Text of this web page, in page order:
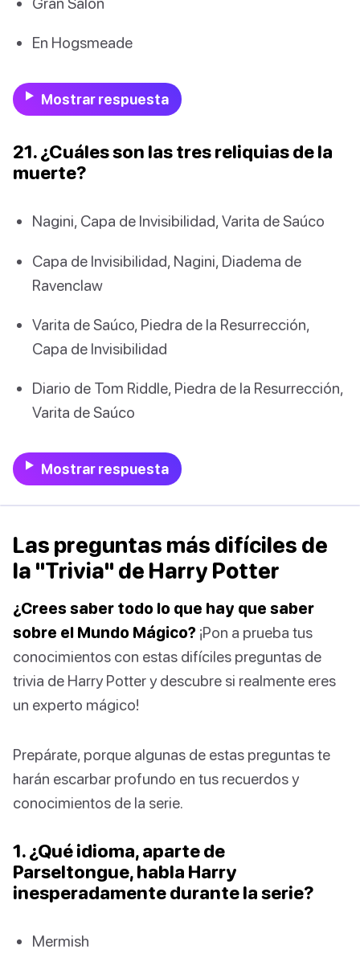
En Hogsmeade
Mostrar respuesta
21. ¿Cuáles son las tres reliquias de la
muerte?
Nagini, Capa de Invisibilidad, Varita de Saúco
Capa de Invisibilidad, Nagini, Diadema de
Ravenclaw
Varita de Saúco, Piedra de la Resurrección,
Capa de Invisibilidad
Diario de Tom Riddle, Piedra de la Resurrección,
Varita de Saúco
Mostrar respuesta
Las preguntas más difíciles de
la "Trivia" de Harry Potter
¿Crees saber todo lo que hay que saber
sobre el Mundo Mágico? ¡Pon a prueba tus
conocimientos con estas difíciles preguntas de
trivia de Harry Potter y descubre si realmente eres
un experto mágico!
Prepárate, porque algunas de estas preguntas te
harán escarbar profundo en tus recuerdos y
conocimientos de la serie.
1. ¿Qué idioma, aparte de
Parseltongue, habla Harry
inesperadamente durante la serie?
Mermish